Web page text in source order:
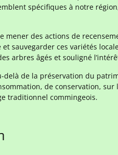
spécifiques à notre
mener des actions de
sauvegarder ces variétés
arbres âgés et souligné
delà de la préservation du
de conservation, sur
traditionnel commingeois.